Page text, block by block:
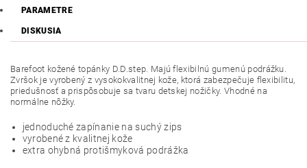
PARAMETRE
DISKUSIA
Barefoot kožené topánky D.D.step. Majú flexibilnú gumenú podrážku.
Zvršok je vyrobený z vysokokvalitnej kože, ktorá zabezpečuje flexibilitu,
priedušnosť a prispôsobuje sa tvaru detskej nožičky. Vhodné na
normálne nôžky.
jednoduché zapínanie na suchý zips
vyrobené z kvalitnej kože
extra ohybná protišmyková podrážka